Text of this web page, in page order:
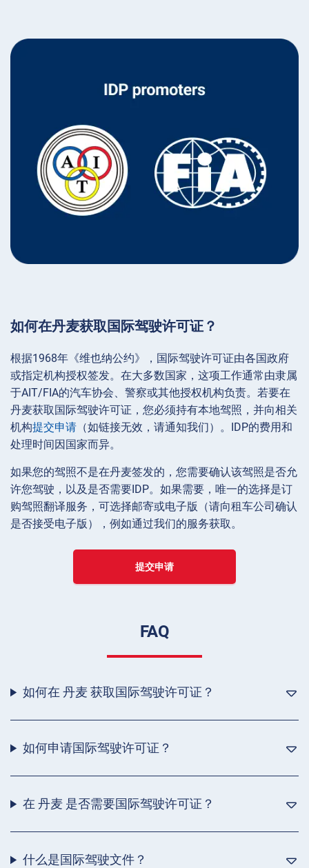
如何在丹麦获取国际驾驶许可证？
根据1968年《维也纳公约》，国际驾驶许可证由各国政府
或指定机构授权签发。在大多数国家，这项工作通常由隶属
于AIT/FIA的汽车协会、警察或其他授权机构负责。若要在
丹麦获取国际驾驶许可证，您必须持有本地驾照，并向相关
机构提交申请 （如链接无效，请通知我们）。IDP的费用和
处理时间因国家而异。
如果您的驾照不是在丹麦签发的，您需要确认该驾照是否允
许您驾驶，以及是否需要IDP。如果需要，唯一的选择是订
购驾照翻译服务，可选择邮寄或电子版（请向租车公司确认
是否接受电子版），例如通过我们的服务获取。
提交申请
FAQ
如何在 丹麦 获取国际驾驶许可证？
如何申请国际驾驶许可证？
在 丹麦 是否需要国际驾驶许可证？
什么是国际驾驶文件？